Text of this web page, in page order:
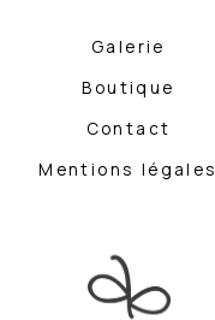
Galerie
Boutique
Contact
Mentions légales